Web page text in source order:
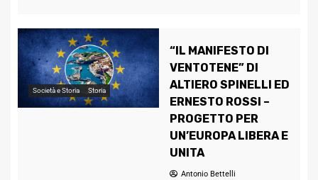
Società e Storia Storia
“IL MANIFESTO DI
VENTOTENE” DI
ALTIERO SPINELLI ED
ERNESTO ROSSI –
PROGETTO PER
UN’EUROPA LIBERA E
UNITA
Antonio Bettelli